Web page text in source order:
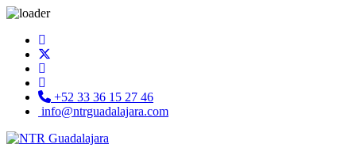
+52 33 36 15 27 46
info@ntrguadalajara.com